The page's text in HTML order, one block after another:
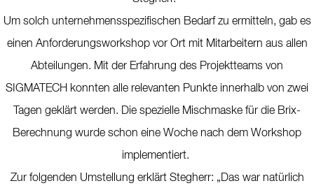
Um solch unternehmensspezifischen Bedarf zu ermitteln, gab es
einen Anforderungsworkshop vor Ort mit Mitarbeitern aus allen
Abteilungen. Mit der Erfahrung des Projektteams von
SIGMATECH konnten alle relevanten Punkte innerhalb von zwei
Tagen geklärt werden. Die spezielle Mischmaske für die Brix-
Berechnung wurde schon eine Woche nach dem Workshop
implementiert.
Zur folgenden Umstellung erklärt Stegherr: „Das war natürlich